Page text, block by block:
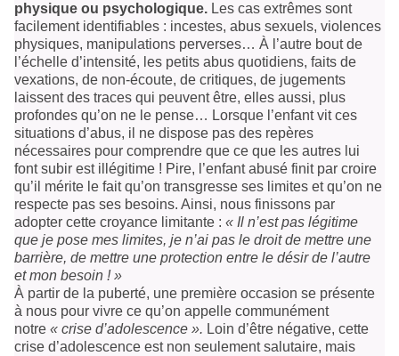
physique ou psychologique. Les cas extrêmes sont
facilement identifiables : incestes, abus sexuels, violences
physiques, manipulations perverses… À l’autre bout de
l’échelle d’intensité, les petits abus quotidiens, faits de
vexations, de non-écoute, de critiques, de jugements
laissent des traces qui peuvent être, elles aussi, plus
profondes qu’on ne le pense… Lorsque l’enfant vit ces
situations d’abus, il ne dispose pas des repères
nécessaires pour comprendre que ce que les autres lui
font subir est illégitime ! Pire, l’enfant abusé finit par croire
qu’il mérite le fait qu’on transgresse ses limites et qu’on ne
respecte pas ses besoins. Ainsi, nous finissons par
adopter cette croyance limitante : « Il n’est pas légitime
que je pose mes limites, je n’ai pas le droit de mettre une
barrière, de mettre une protection entre le désir de l’autre
et mon besoin ! »
À partir de la puberté, une première occasion se présente
à nous pour vivre ce qu’on appelle communément
notre « crise d’adolescence ». Loin d’être négative, cette
crise d’adolescence est non seulement salutaire, mais